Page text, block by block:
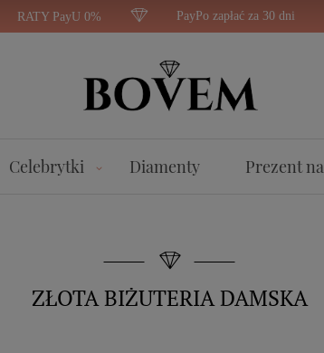
RATY PayU 0% PayPo zapłać za 30 dni
Celebrytki Diamenty Prezent na
ZŁOTA BIŻUTERIA DAMSKA